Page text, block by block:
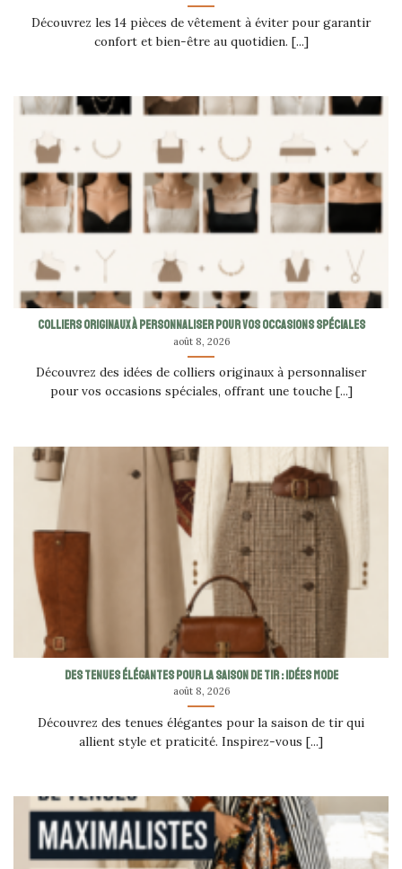
Découvrez les 14 pièces de vêtement à éviter pour garantir
confort et bien-être au quotidien. [...]
Colliers originaux à personnaliser pour vos occasions spéciales
août 8, 2026
Découvrez des idées de colliers originaux à personnaliser
pour vos occasions spéciales, offrant une touche [...]
Des tenues élégantes pour la saison de tir : idées mode
août 8, 2026
Découvrez des tenues élégantes pour la saison de tir qui
allient style et praticité. Inspirez-vous [...]